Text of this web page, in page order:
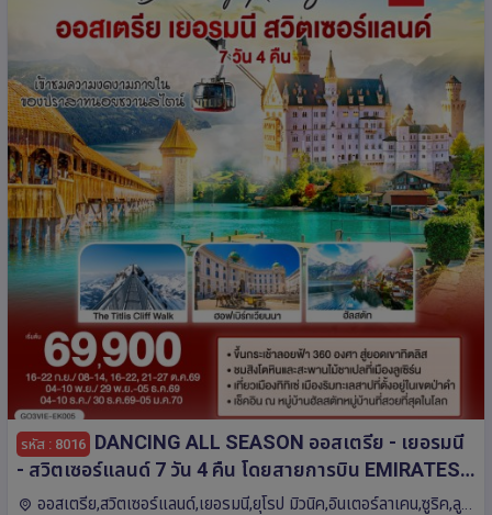
รหัส : 8016 DANCING ALL SEASON ออสเตรีย - เยอรมนี
- สวิตเซอร์แลนด์ 7 วัน 4 คืน โดยสายการบิน EMIRATES
(EK)ออสเตรีย,สวิตเซอร์แลนด์,เยอรมนี,ยุโรป มิวนิค,อินเตอร์ลาเคน,ซูริค,ลู